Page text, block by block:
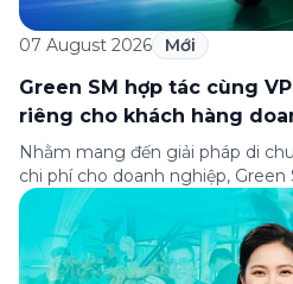
07 August 2026 Mới
Green SM hợp tác cùng
riêng cho khách hàng
Business
Nhằm mang đến giải pháp di
chi phí cho doanh nghiệp,
cùng VPBank triển khai chương
khách hàng đăng ký thẻ Doanh
Thông qua chương trình, doanh
nhiều ưu […]